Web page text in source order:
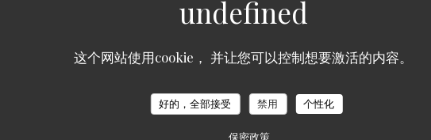
这个网站使用cookie， 并让您可以控制想要激活的内容。
好的，全部接受 禁用 个性化
保密政策
服务 氛围
des plats toujours bien travaillés, plein de saveurs et de couleurs. Nous ne sommes